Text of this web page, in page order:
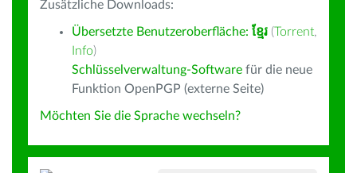
Zusätzliche Downloads:
Übersetzte Benutzeroberfläche: ខ្មែរ (Torrent,
Info)
Schlüsselverwaltung-Software für die neue
Funktion OpenPGP (externe Seite)
Möchten Sie die Sprache wechseln?